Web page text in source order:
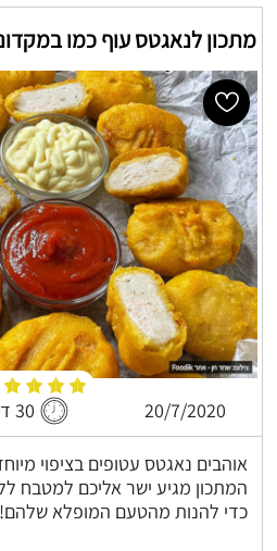
מתכון לנאגטס עוף כמו
20/7/2020 30 דקות
אוהבים נאגטס עטופים בציפוי
המתכון מגיע ישר אליכם למטבח
כדי להנות מהטעם המופלא שלהם!